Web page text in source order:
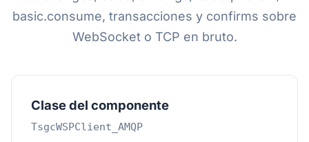
basic.consume, transacciones y confirms sobre
WebSocket o TCP en bruto.
Clase del componente
TsgcWSPClient_AMQP